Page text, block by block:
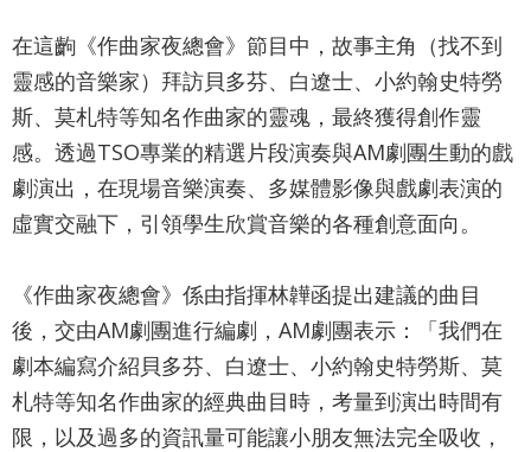
行
政
資
訊
網
導
覽
English
在這齣《作曲家夜總會》節目中，故事主角（找不到
靈感的音樂家）拜訪貝多芬、白遼士、小約翰史特勞
斯、莫札特等知名作曲家的靈魂，最終獲得創作靈
感。透過TSO專業的精選片段演奏與AM劇團生動的戲
劇演出，在現場音樂演奏、多媒體影像與戲劇表演的
虛實交融下，引領學生欣賞音樂的各種創意面向。
《作曲家夜總會》係由指揮林韡函提出建議的曲目
後，交由AM劇團進行編劇，AM劇團表示：「我們在
劇本編寫介紹貝多芬、白遼士、小約翰史特勞斯、莫
札特等知名作曲家的經典曲目時，考量到演出時間有
限，以及過多的資訊量可能讓小朋友無法完全吸收，